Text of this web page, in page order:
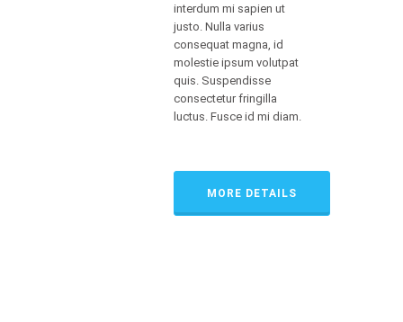
interdum mi sapien ut
justo. Nulla varius
consequat magna, id
molestie ipsum volutpat
quis. Suspendisse
consectetur fringilla
luctus. Fusce id mi diam.
MORE DETAILS